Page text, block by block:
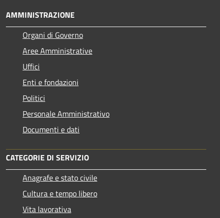
AMMINISTRAZIONE
Organi di Governo
Aree Amministrative
Uffici
Enti e fondazioni
Politici
Personale Amministrativo
Documenti e dati
CATEGORIE DI SERVIZIO
Anagrafe e stato civile
Cultura e tempo libero
Vita lavorativa